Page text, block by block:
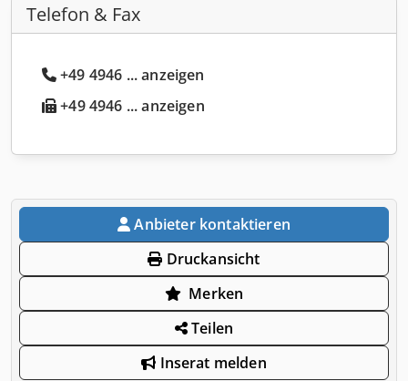
Telefon & Fax
+49 4946 ... anzeigen
+49 4946 ... anzeigen
Anbieter kontaktieren
Druckansicht
Merken
Teilen
Inserat melden